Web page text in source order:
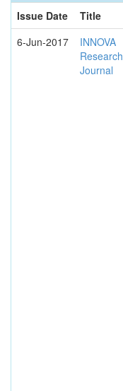
Issue Date
Title
6-Jun-2017
INNOVA
Research
Journal